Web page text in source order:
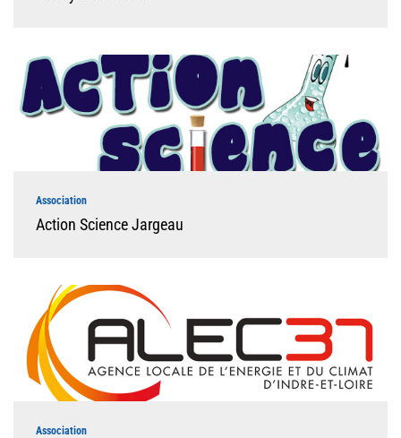
Association
Action Science Jargeau
Association